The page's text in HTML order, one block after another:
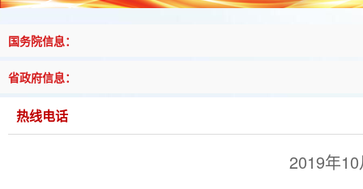
国务院信息：
省政府信息：
热线电话
2019年